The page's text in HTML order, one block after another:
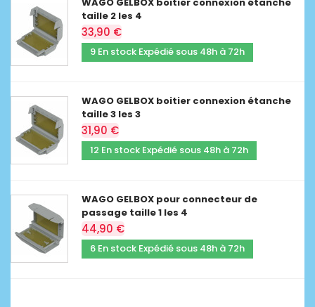
taille 2 les 4
33,90 €
9 En stock Expédié sous 48h à 72h
WAGO GELBOX boitier connexion étanche
taille 3 les 3
31,90 €
12 En stock Expédié sous 48h à 72h
WAGO GELBOX pour connecteur de
passage taille 1 les 4
44,90 €
6 En stock Expédié sous 48h à 72h